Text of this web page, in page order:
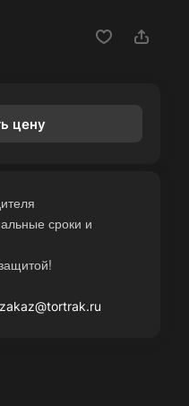
цену
сроки и
zakaz@tortrak.ru